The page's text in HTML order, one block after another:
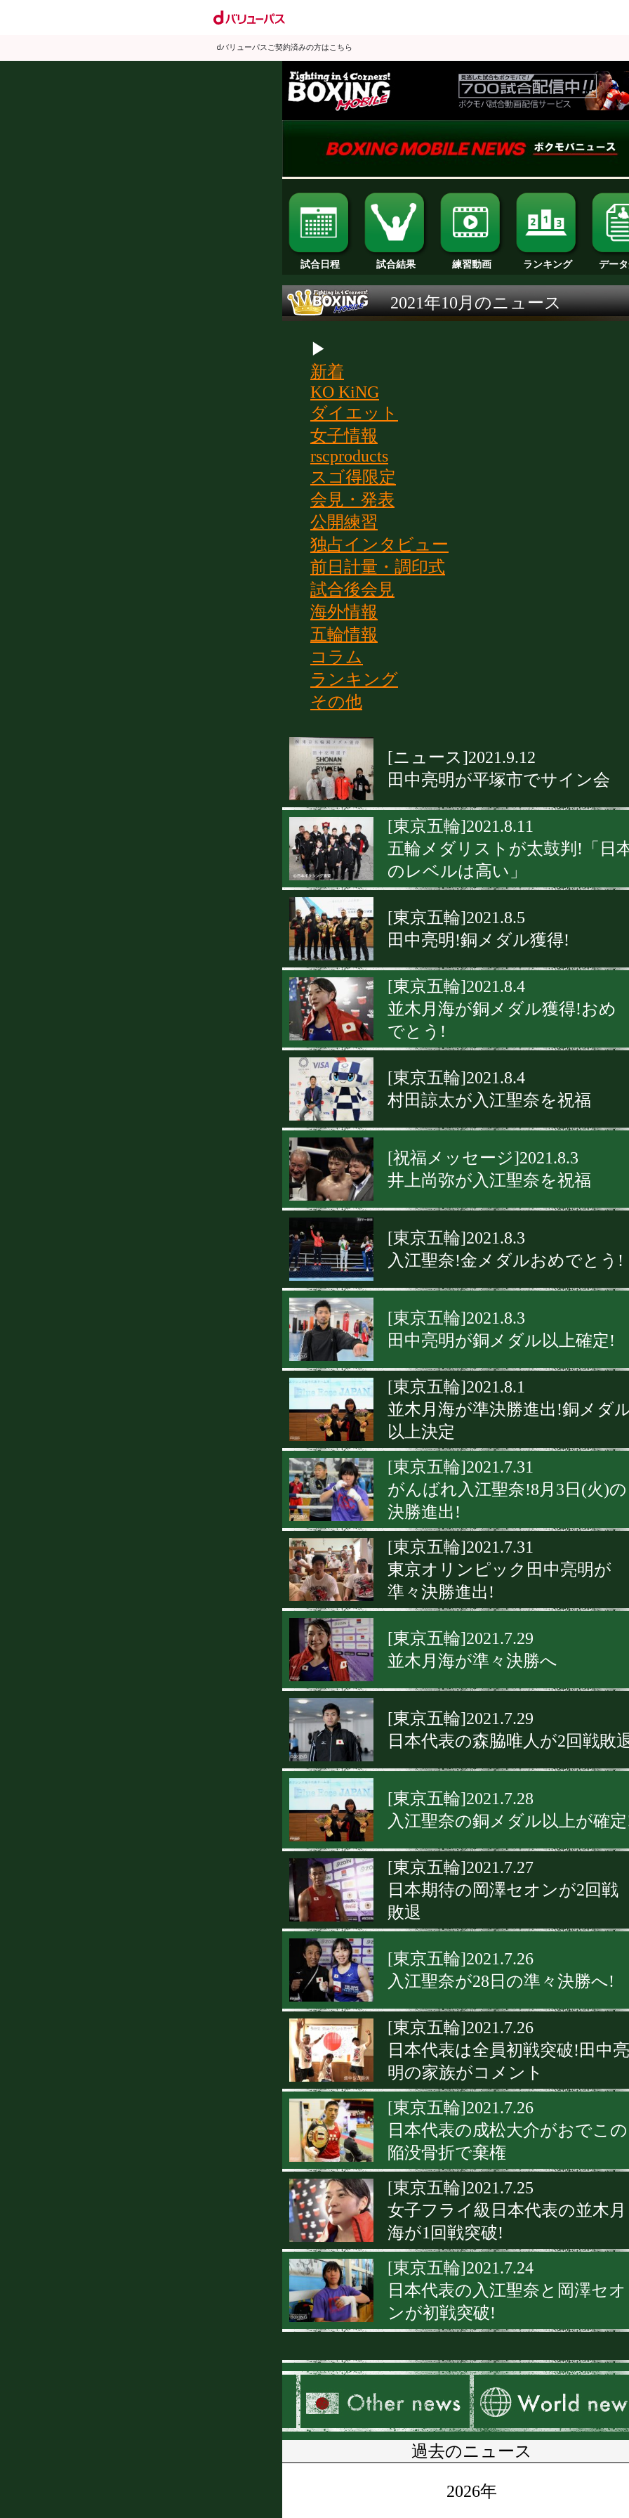
dバリューパスご契約済みの方はこちら
試合日程 試合結果 練習動画 ランキング デー
2021年10月のニュース
▶
新着
KO KiNG
ダイエット
女子情報
rscproducts
スゴ得限定
会見・発表
公開練習
独占インタビュー
前日計量・調印式
試合後会見
海外情報
五輪情報
コラム
ランキング
その他
[ニュース]2021.9.12
田中亮明が平塚市でサイン会
[東京五輪]2021.8.11
五輪メダリストが太鼓判!「日
のレベルは高い」
[東京五輪]2021.8.5
田中亮明!銅メダル獲得!
[東京五輪]2021.8.4
並木月海が銅メダル獲得!おめ
でとう!
[東京五輪]2021.8.4
村田諒太が入江聖奈を祝福
[祝福メッセージ]2021.8.3
井上尚弥が入江聖奈を祝福
[東京五輪]2021.8.3
入江聖奈!金メダルおめでとう!
[東京五輪]2021.8.3
田中亮明が銅メダル以上確定!
[東京五輪]2021.8.1
並木月海が準決勝進出!銅メダ
以上決定
[東京五輪]2021.7.31
がんばれ入江聖奈!8月3日(火)の
決勝進出!
[東京五輪]2021.7.31
東京オリンピック田中亮明が
準々決勝進出!
[東京五輪]2021.7.29
並木月海が準々決勝へ
[東京五輪]2021.7.29
日本代表の森脇唯人が2回戦敗
[東京五輪]2021.7.28
入江聖奈の銅メダル以上が確
[東京五輪]2021.7.27
日本期待の岡澤セオンが2回戦
敗退
[東京五輪]2021.7.26
入江聖奈が28日の準々決勝へ!
[東京五輪]2021.7.26
日本代表は全員初戦突破!田中亮
明の家族がコメント
[東京五輪]2021.7.26
日本代表の成松大介がおでこの
陥没骨折で棄権
[東京五輪]2021.7.25
女子フライ級日本代表の並木月
海が1回戦突破!
[東京五輪]2021.7.24
日本代表の入江聖奈と岡澤セオ
ンが初戦突破!
過去のニュース
2026年